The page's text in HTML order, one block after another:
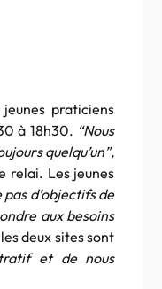
praticiens
à 18h30. “Nous
quelqu’un”,
relai. Les jeunes
pas d’objectifs de
aux besoins
deux sites sont
et de nous